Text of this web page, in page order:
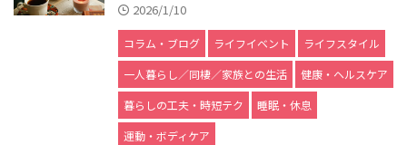
2026/1/10
コラム・ブログ ライフイベント
ライフスタイル
一人暮らし／同棲／家族との生活
健康・ヘルスケア
暮らしの工夫・時短テク
睡眠・休息
運動・ボディケア